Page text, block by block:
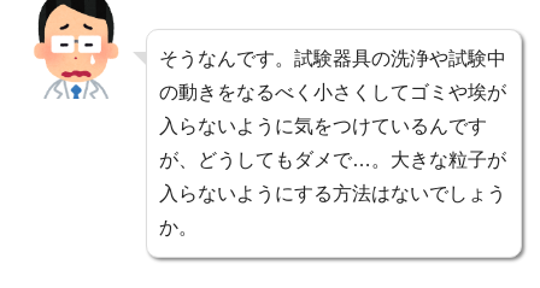
そうなんです。試験器具の洗浄や試験中
の動きをなるべく小さくしてゴミや埃が
入らないように気をつけているんです
が、どうしてもダメで…。大きな粒子が
入らないようにする方法はないでしょう
か。